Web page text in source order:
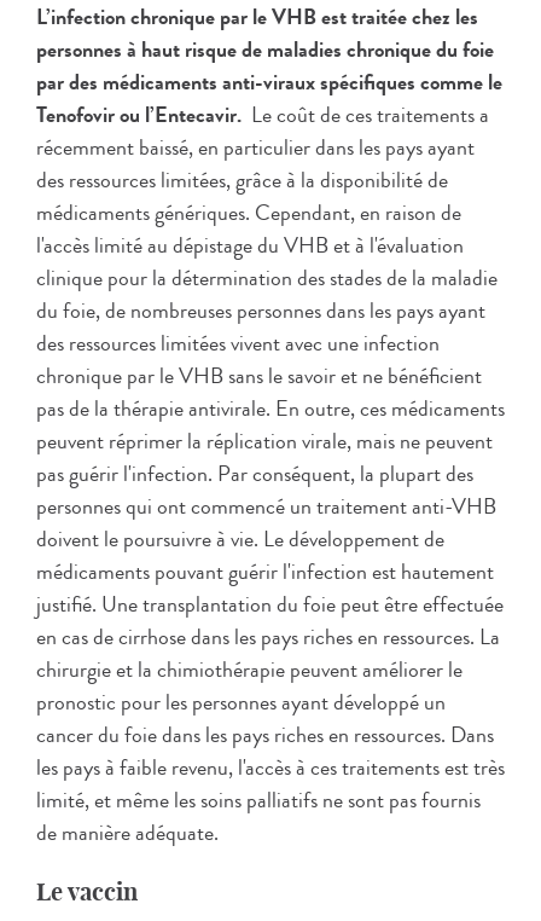
L’infection chronique par le VHB est traitéechez les
personnes à haut risque de maladies chronique du foie
par des médicaments anti-viraux spécifiques comme le
Tenofovir ou l’Entecavir. Le coût de ces traitements a
récemment baissé, en particulier dans les pays ayant
des ressources limitées, grâce à la disponibilité de
médicaments génériques. Cependant, en raison de
l'accès limité au dépistage du VHB et à l'évaluation
clinique pour la détermination des stades de la maladie
du foie, de nombreuses personnes dans les pays ayant
des ressources limitées vivent avec une infection
chronique par le VHB sans le savoir et ne bénéficient
pas de la thérapie antivirale. En outre, ces médicaments
peuvent réprimer la réplication virale, mais ne peuvent
pas guérir l'infection. Par conséquent, la plupart des
personnes qui ont commencé un traitement anti-VHB
doivent le poursuivre à vie. Le développement de
médicaments pouvant guérir l'infection est hautement
justifié. Une transplantation du foie peut être effectuée
en cas de cirrhose dans les pays riches en ressources. La
chirurgie et la chimiothérapie peuvent améliorer le
pronostic pour les personnes ayant développé un
cancer du foie dans les pays riches en ressources. Dans
les pays à faible revenu, l'accès à ces traitements est très
limité, et même les soins palliatifs ne sont pas fournis
de manière adéquate.
Le vaccin